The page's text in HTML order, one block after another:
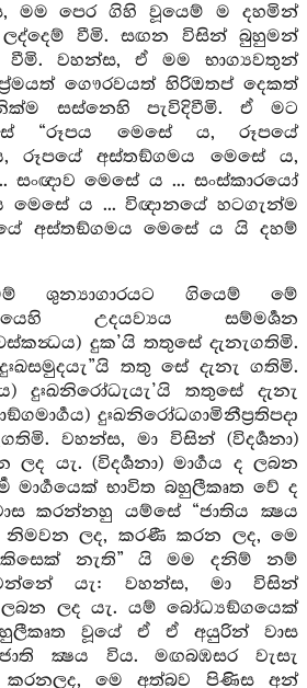
මම පෙර ගිහි වූයෙම් ම දහමින්
වීමි. සඟන විසින් බුහුමන්
වහන්ස, ඒ මම භාග්‍යවතුන්
ගෞරවයත් හිරිඔතප් දෙකත්
සස්නෙහි පැවිදිවීමි. ඒ මට
“රූපය මෙසේ ය, රූපයේ
රූපයේ අස්තඞ්ගමය මෙසේ ය,
සංඥාව මෙසේ ය ... සංස්කාරයෝ
මෙසේ ය ... විඥානයේ හටගැන්ම
අස්තඞ්ගමය මෙසේ ය යි දහම්
ශුන්‍යාගාරයට ගියෙම් මේ
උදයව්‍යය සම්මර්‍ශන
දුක’යි තතුසේ දැනැගතිමි.
තතු සේ දැනැ ගතිමි.
දුඃඛනිරෝධැයැ’යි තතුසේ දැනැ
දුඃඛනිරෝධගාමිනීප්‍රතිපදා
වහන්ස, මා විසින් (විදර්‍ශනා)
යැ. (විදර්‍ශනා) මාර්‍ගය ද ලබන
මාර්‍ගයෙක් භාවිත බහුලීකෘත වේ ද
කරන්නහු යම්සේ “ජාතිය ක්‍ෂය
නිමවන ලද, කරණී කරන ලද, මෙ
නැති” යි මම දනිම් නම්
යැ: වහන්ස, මා විසින්
ලද යැ. යම් බෝධ්‍යඞ්ගයෙක්
වූයේ ඒ ඒ අයුරින් වාස
ක්‍ෂය විය. මඟබඹසර වැසැ
මෙ අත්බව පිණිස අන්